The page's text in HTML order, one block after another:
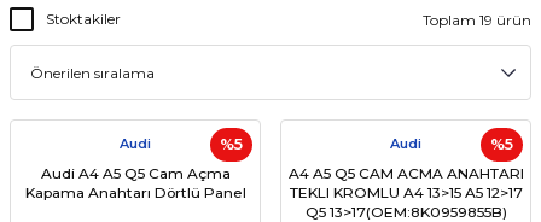
Stoktakiler Toplam 19 ürün
%5
Audi
Audi A4 A5 Q5 Cam Açma
Kapama Anahtarı Dörtlü Panel
%5
Audi
A4 A5 Q5 CAM ACMA ANAHTARI
TEKLI KROMLU A4 13>15 A5 12>17
Q5 13>17(OEM:8K0959855B)